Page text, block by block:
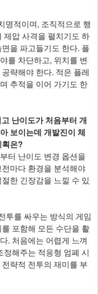
명적이며, 조직적으로 행
제압 사격을 펼치기도 하
을 파고들기도 한다. 플
를 차단하고, 위치를 변
략해야 한다. 적은 플레
추적을 이어 가기도 한
난이도가 처음부터 개
보이는데 개발진이 체
은?
터 난이도 변경 옵션을
마다 환경을 분석해야
한 긴장감을 느낄 수 있
투를 싸우는 방식의 게임
포함해 모든 수단을 활
. 처음에는 어렵게 느껴
해주는 적응형 엄폐 시
략적 전투의 재미를 부